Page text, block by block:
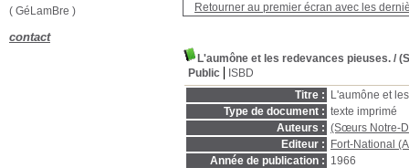
Retourner au premier écran avec les
L'aumône et les redevances pieuses. /
Public
ISBD
Titre :
L'aumône et
Type de document : texte imprimé
Auteurs : (Sœurs Notre-
Editeur :
Fort-National
Année de publication : 1966
( GéLamBre )
contact